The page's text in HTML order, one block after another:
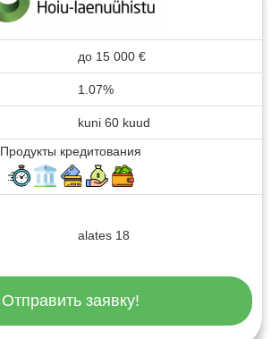
до 15 000 €
1.07%
kuni 60 kuud
Продукты кредитования
alates 18
Отправить заявку!